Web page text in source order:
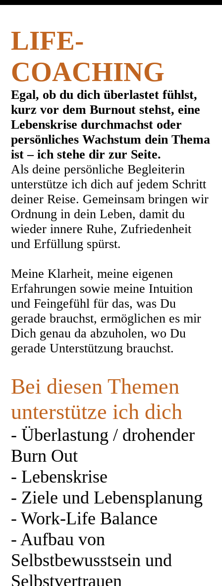
LIFE-
COACHING
Egal, ob du dich überlastet fühlst,
kurz vor dem Burnout stehst, eine
Lebenskrise durchmachst oder
persönliches Wachstum dein Thema
ist – ich stehe dir zur Seite.
Als deine persönliche Begleiterin
unterstütze ich dich auf jedem Schritt
deiner Reise. Gemeinsam bringen wir
Ordnung in dein Leben, damit du
wieder innere Ruhe, Zufriedenheit
und Erfüllung spürst.
Meine Klarheit, meine eigenen
Erfahrungen sowie meine Intuition
und Feingefühl für das, was Du
gerade brauchst, ermöglichen es mir
Dich genau da abzuholen, wo Du
gerade Unterstützung brauchst.
Bei diesen Themen
unterstütze ich dich
- Überlastung / drohender
Burn Out
- Lebenskrise
- Ziele und Lebensplanung
- Work-Life Balance
- Aufbau von
Selbstbewusstsein und
Selbstvertrauen